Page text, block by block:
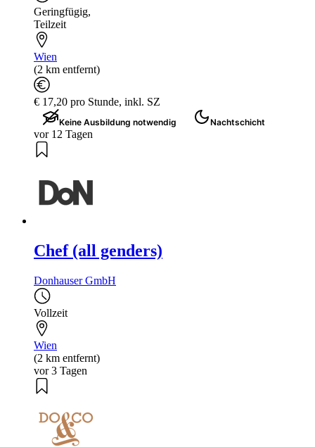
Geringfügig,
Teilzeit
Wien
(2 km entfernt)
€ 17,20 pro Stunde, inkl. SZ
Keine Ausbildung notwendig Nachtschicht
vor 12 Tagen
Chef (all genders)
Donhauser GmbH
Vollzeit
Wien
(2 km entfernt)
vor 3 Tagen